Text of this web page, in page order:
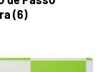
(6)